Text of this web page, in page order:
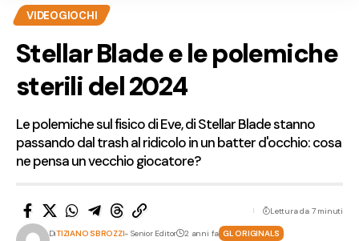
VIDEOGIOCHI
Stellar Blade e le polemiche
sterili del 2024
Le polemiche sul fisico di Eve, di Stellar Blade stanno
passando dal trash al ridicolo in un batter d'occhio: cosa
ne pensa un vecchio giocatore?
DiTIZIANO SBROZZI- Senior Editor 2 anni fa GL ORIGINALS
Lettura da 7 minuti